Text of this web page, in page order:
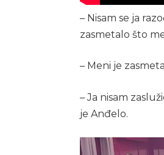
– Nisam se ja
zasmetalo što
– Meni je
– Ja nisam
je Anđelo.